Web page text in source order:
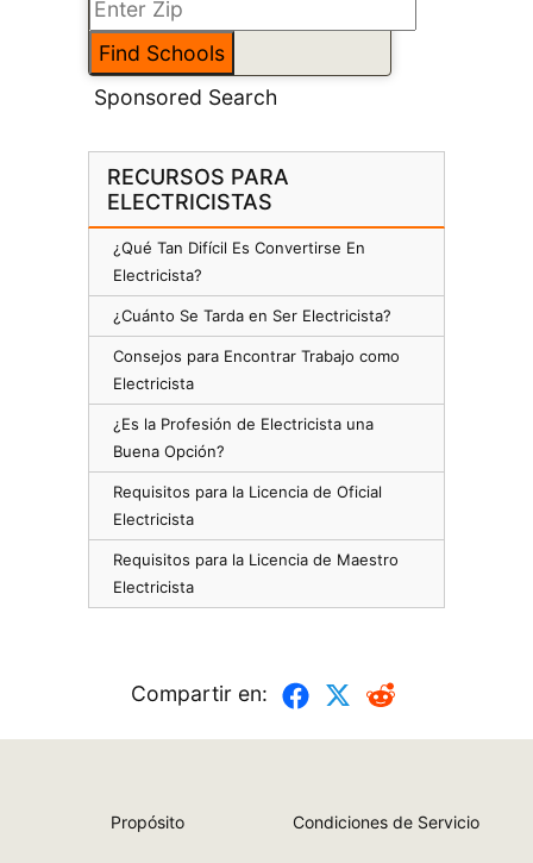
Sponsored Search
RECURSOS PARA
ELECTRICISTAS
¿Qué Tan Difícil Es Convertirse En
Electricista?
¿Cuánto Se Tarda en Ser Electricista?
Consejos para Encontrar Trabajo como
Electricista
¿Es la Profesión de Electricista una
Buena Opción?
Requisitos para la Licencia de Oficial
Electricista
Requisitos para la Licencia de Maestro
Electricista
Compartir en:
Propósito Condiciones de Servicio